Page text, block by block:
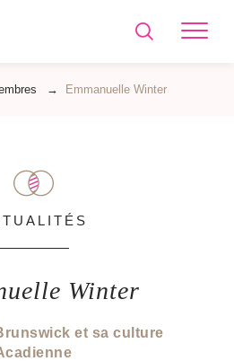
→ Emmanuelle Winter
Winter
et sa culture